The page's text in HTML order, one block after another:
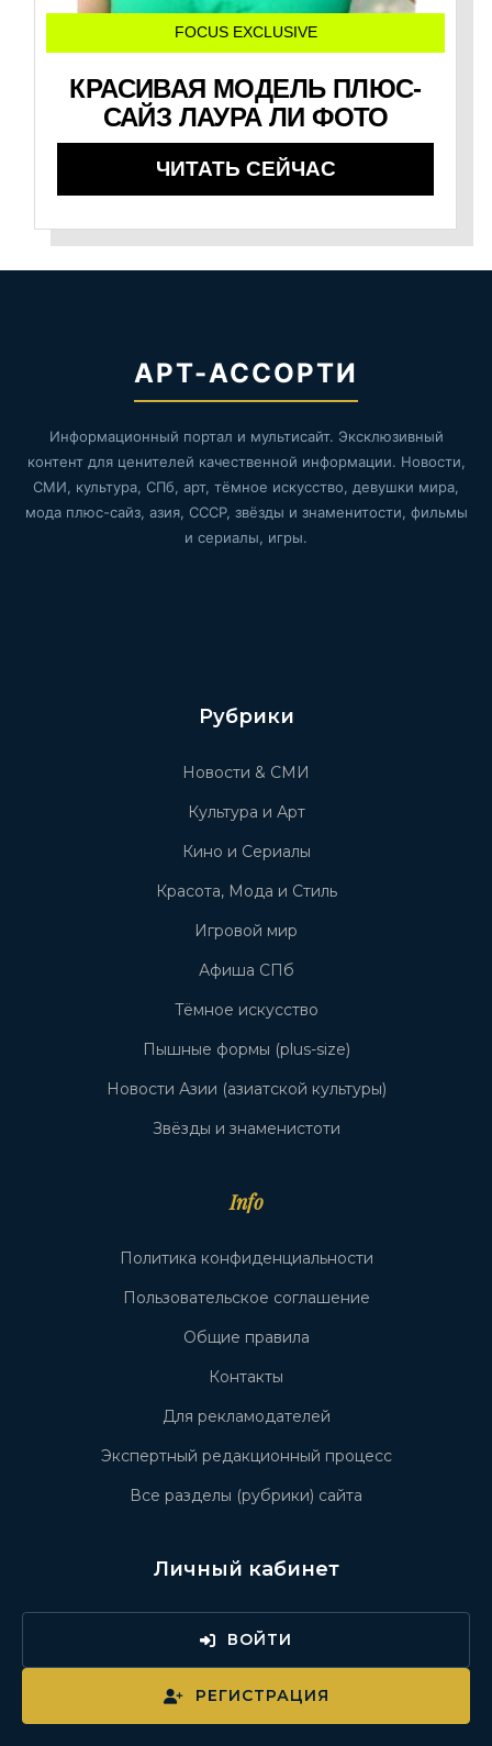
FOCUS EXCLUSIVE
КРАСИВАЯ МОДЕЛЬ ПЛЮС-
САЙЗ ЛАУРА ЛИ ФОТО
ЧИТАТЬ СЕЙЧАС
АРТ-АССОРТИ
Информационный портал и мультисайт. Эксклюзивный
контент для ценителей качественной информации. Новости,
СМИ, культура, СПб, арт, тёмное искусство, девушки мира,
мода плюс-сайз, азия, СССР, звёзды и знаменитости, фильмы
и сериалы, игры.
Рубрики
Новости & СМИ
Культура и Арт
Кино и Сериалы
Красота, Мода и Стиль
Игровой мир
Афиша СПб
Тёмное искусство
Пышные формы (plus-size)
Новости Азии (азиатской культуры)
Звёзды и знаменистоти
Info
Политика конфиденциальности
Пользовательское соглашение
Общие правила
Контакты
Для рекламодателей
Экспертный редакционный процесс
Все разделы (рубрики) сайта
Личный кабинет
ВОЙТИ
РЕГИСТРАЦИЯ